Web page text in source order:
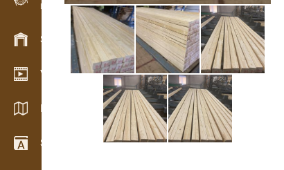
Evidence dřeva v terénu
Skladové hospodářství
Video showroom
Katalogy / Brožury
Slovník